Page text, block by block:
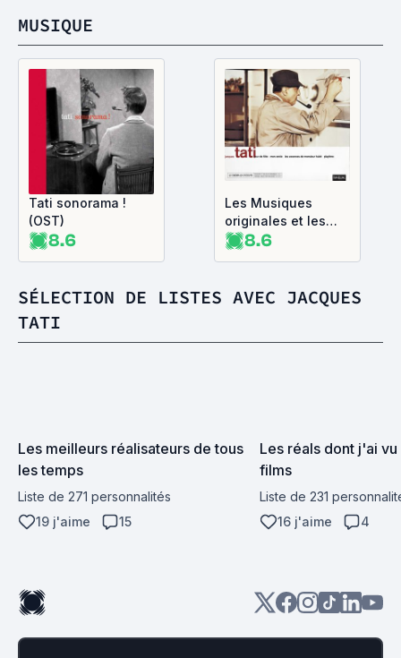
MUSIQUE
Tati sonorama !
(OST)
8.6
Les Musiques
originales et les
dialogues de
8.6
SÉLECTION DE LISTES AVEC JACQUES
TATI
Les meilleurs réalisateurs de tous
les temps
Liste de 271 personnalités
19 j'aime
15
Les réals dont j'ai
films
Liste de 231
16 j'aime
4